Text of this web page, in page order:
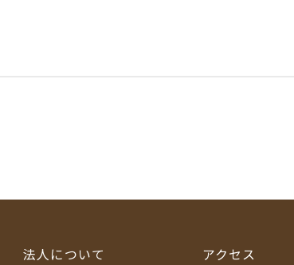
法人について アクセス